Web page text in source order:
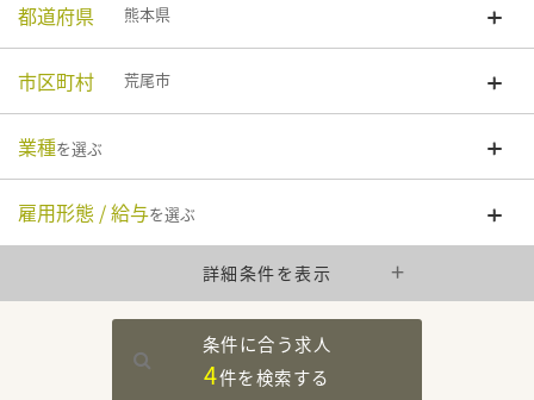
都道府県 熊本県
市区町村 荒尾市
業種を選ぶ
雇用形態 / 給与を選ぶ
詳細条件を表示
条件に合う求人
4件を検索する